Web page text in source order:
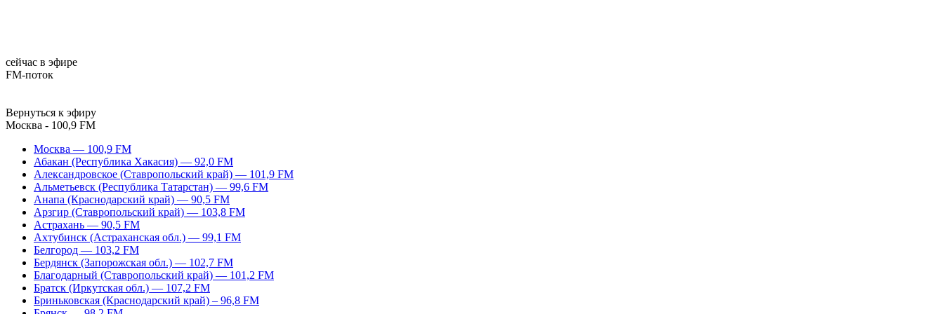
сейчас в эфире
FM-поток
Вернуться к эфиру
Москва - 100,9 FM
Москва — 100,9 FM
Абакан (Республика Хакасия) — 92,0 FM
Александровское (Ставропольский край) — 101,9 FM
Альметьевск (Республика Татарстан) — 99,6 FM
Анапа (Краснодарский край) — 90,5 FM
Арзгир (Ставропольский край) — 103,8 FM
Астрахань — 90,5 FM
Ахтубинск (Астраханская обл.) — 99,1 FM
Белгород — 103,2 FM
Бердянск (Запорожская обл.) — 102,7 FM
Благодарный (Ставропольский край) — 101,2 FM
Братск (Иркутская обл.) — 107,2 FM
Бриньковская (Краснодарский край) – 96,8 FM